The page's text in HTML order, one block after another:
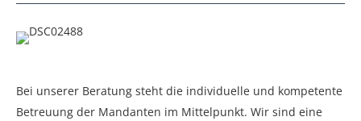
Bei unserer Beratung steht die individuelle und kompetente
Betreuung der Mandanten im Mittelpunkt. Wir sind eine